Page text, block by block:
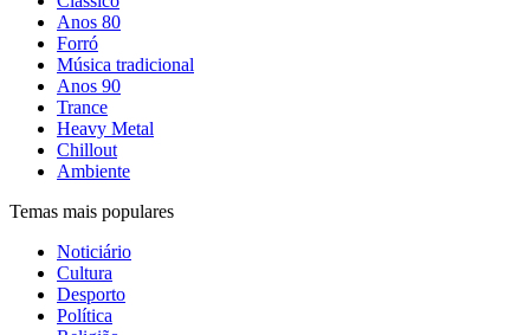
Anos 80
Forró
Música tradicional
Anos 90
Trance
Heavy Metal
Chillout
Ambiente
Temas mais populares
Noticiário
Cultura
Desporto
Política